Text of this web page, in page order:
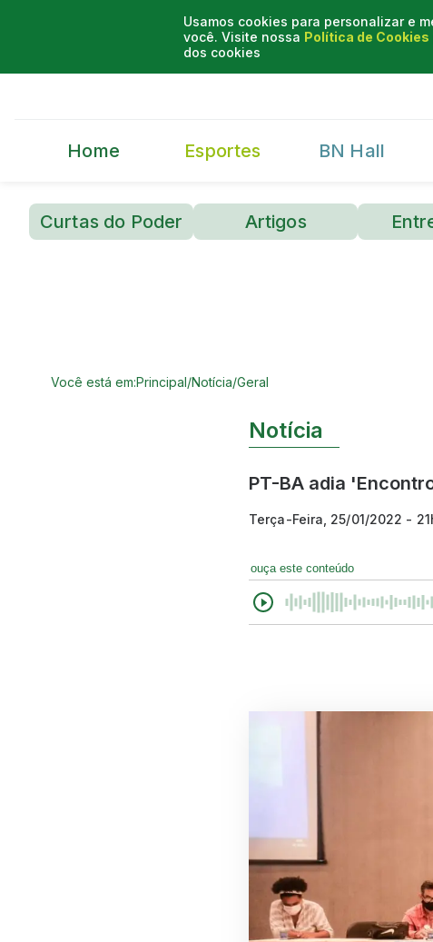
Usamos cookies para personalizar e
você. Visite nossa Política de Cookies
dos cookies
Home Esportes BN Hall
Curtas do Poder Artigos
Você está em:Principal/Notícia/Geral
Notícia
PT-BA adia
Terça-Feira, 25/01/2022 -
ouça este conteúdo